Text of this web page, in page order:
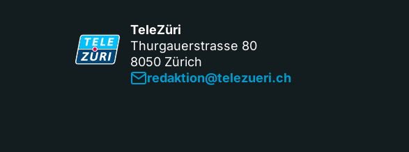
TeleZüri
Thurgauerstrasse 80
8050 Zürich
redaktion@telezueri.ch